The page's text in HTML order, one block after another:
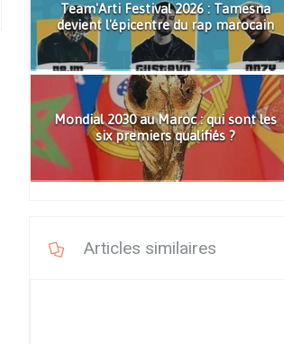
Team'Arti Festival 2026 : Tamesna
devient l'épicentre du rap marocain
Mondial 2030 au Maroc : qui sont les
six premiers qualifiés ?
Articles similaires